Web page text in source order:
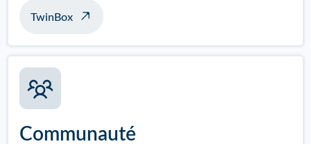
TwinBox
Communauté